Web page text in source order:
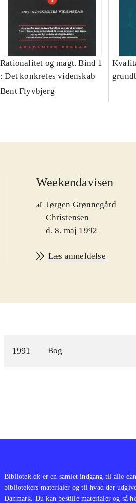
Rationalitet og magt. Bind 1
: Det konkretes videnskab
Bent Flyvbjerg
Weekendavisen
af Jørgen Grønnegård
Christensen
d. 8. maj 1992
Læs anmeldelse
1991 Bog
Bibliotek.dk er en samlet indgang til alle
bibliotekers materialer og til hvad der
Danmark. Du kan bestille materialer og så